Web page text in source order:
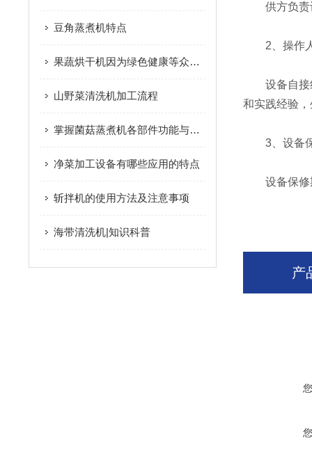
豆角蒸煮机特点
果蔬烘干机因为绿色健康等众多优势而深受从业者的欢迎
山野菜清洗机加工流程
掌握菌菇蒸煮机各部件功能与特性保障菌菇预处理工序高效合规完成
净菜加工设备有哪些应用的特点
斩拌机的使用方法及注意事项
海带清洗机|知识科普
供方负责设
2、操作
设备自接线
和实践经验
3、设备
设备保修期
产